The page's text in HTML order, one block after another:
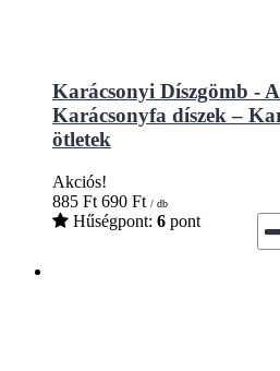
Karácsonyi Díszgömb -
Karácsonyfa díszek –
ötletek
Akciós!
885 Ft 690 Ft / db
Hűségpont: 6 pont